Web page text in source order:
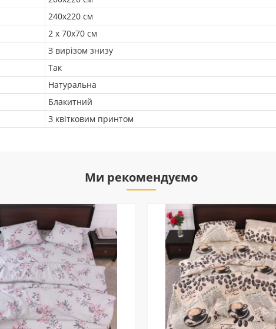
240х220 см
2 х 70х70 см
З вирізом знизу
Так
Натуральна
Блакитний
З квітковим принтом
Ми рекомендуємо